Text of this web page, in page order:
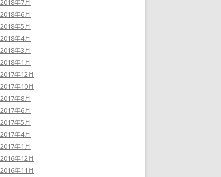
2018年7月
2018年6月
2018年5月
2018年4月
2018年3月
2018年1月
2017年12月
2017年10月
2017年8月
2017年6月
2017年5月
2017年4月
2017年1月
2016年12月
2016年11月